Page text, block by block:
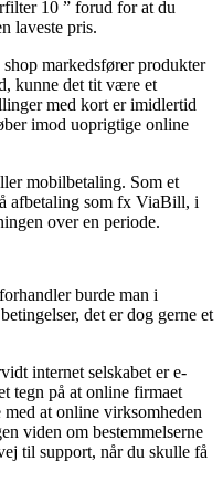
10 ” forud for at du
laveste pris.
markedsfører produkter
kunne det tit være et
med kort er imidlertid
imod uoprigtige online
mobilbetaling. Som et
afbetaling som fx ViaBill, i
over en periode.
burde man i
det er dog gerne et
internet selskabet er e-
tegn på at online firmaet
at online virksomheden
viden om bestemmelserne
til support, når du skulle få